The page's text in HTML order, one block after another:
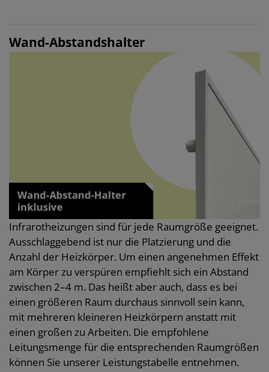
Wand-Abstandshalter
Infrarotheizungen sind für jede Raumgröße geeignet.
Ausschlaggebend ist nur die Platzierung und die
Anzahl der Heizkörper. Um einen angenehmen Effekt
am Körper zu verspüren empfiehlt sich ein Abstand
zwischen 2–4 m. Das heißt aber auch, dass es bei
einen größeren Raum durchaus sinnvoll sein kann,
mit mehreren kleineren Heizkörpern anstatt mit
einen großen zu Arbeiten. Die empfohlene
Leitungsmenge für die entsprechenden Raumgrößen
können Sie unserer Leistungstabelle entnehmen.